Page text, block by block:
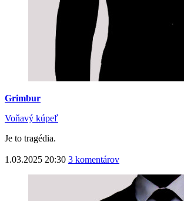
Grimbur
Voňavý kúpeľ
Je to tragédia.
1.03.2025 20:30 3 komentárov